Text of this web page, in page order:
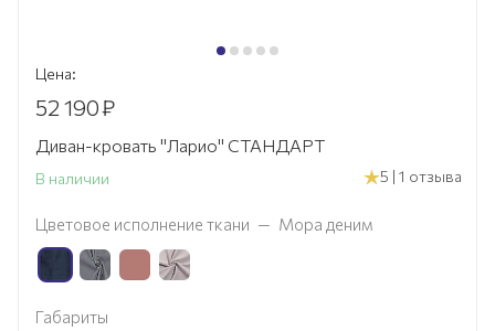
Цена:
52 190₽
Диван-кровать "Ларио" СТАНДАРТ
В наличии 5 | 1 отзыва
Цветовое исполнение ткани — Мора деним
Габариты